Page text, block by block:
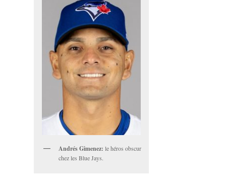
Andrés Gimenez: le héros obscur
chez les Blue Jays.